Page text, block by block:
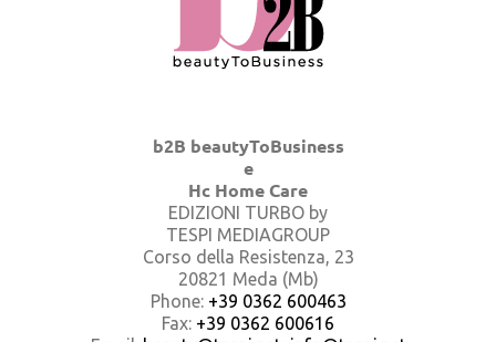
b2B beautyToBusiness
e
Hc Home Care
EDIZIONI TURBO by
TESPI MEDIAGROUP
Corso della Resistenza, 23
20821 Meda (Mb)
Phone: +39 0362 600463
Fax: +39 0362 600616